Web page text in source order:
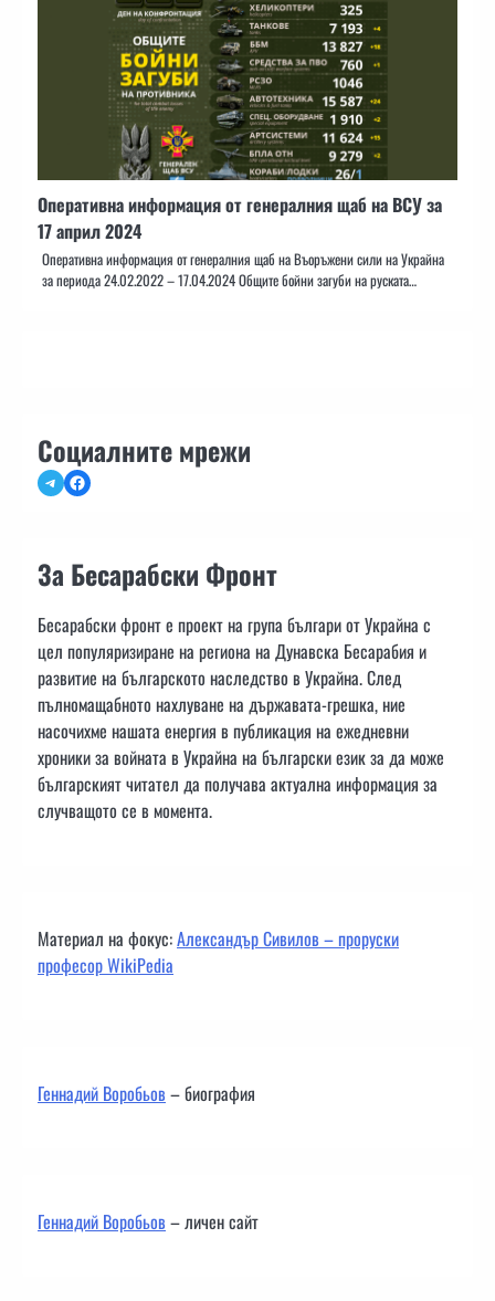
Оперативна информация от генералния щаб на ВСУ за
17 април 2024
Оперативна информация от генералния щаб на Въоръжени сили на Украйна
за периода 24.02.2022 – 17.04.2024 Общите бойни загуби на руската…
Социалните мрежи
TelegramFacebook
За Бесарабски Фронт
Бесарабски фронт е проект на група българи от Украйна с
цел популяризиране на региона на Дунавска Бесарабия и
развитие на българското наследство в Украйна. След
пълномащабното нахлуване на държавата-грешка, ние
насочихме нашата енергия в публикация на ежедневни
хроники за войната в Украйна на български език за да може
българският читател да получава актуална информация за
случващото се в момента.
Материал на фокус:Александър Сивилов – проруски
професор WikiPedia
Геннадий Воробьов– биография
Геннадий Воробьов– личен сайт